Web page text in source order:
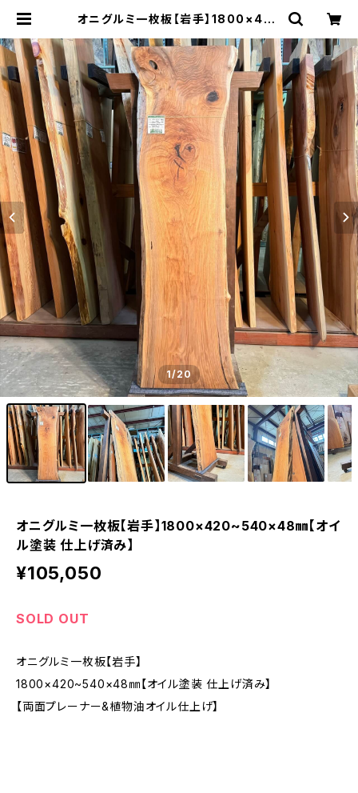
オニグルミ一枚板【岩手】1800×420
み】 | 木の店さんもく
1/20
オニグルミ一枚板【岩手】1800×420~540×48㎜【オイ
ル塗装 仕上げ済み】
¥105,050
SOLD OUT
オニグルミ一枚板【岩手】
1800×420~540×48㎜【オイル塗装 仕上げ済み】
【両面プレーナー&植物油オイル仕上げ】